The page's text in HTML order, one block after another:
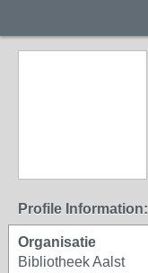
Profile Information:
Organisatie
Bibliotheek Aalst